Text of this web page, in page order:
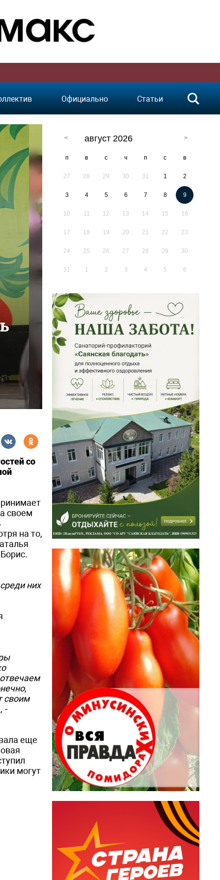
Официально Статьи
со
своем
на то,
них
своим
-
еще
могут
август 2026
п в с ч п с в
27 28 29 30 31 1 2
3 4 5 6 7 8 9
10 11 12 13 14 15 16
17 18 19 20 21 22 23
24 25 26 27 28 29 30
31 1 2 3 4 5 6